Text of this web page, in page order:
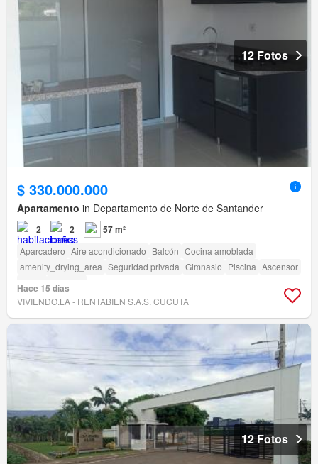
12 Fotos
$ 330.000.000
Apartamento in Departamento de Norte de Santander
2 2 57 m²
Aparcadero Aire acondicionado Balcón Cocina amoblada
amenity_drying_area Seguridad privada Gimnasio Piscina Ascensor
Jardín
Vigilante
Hace 15 días
VIVIENDO.LA - RENTABIEN S.A.S. CUCUTA
12 Fotos